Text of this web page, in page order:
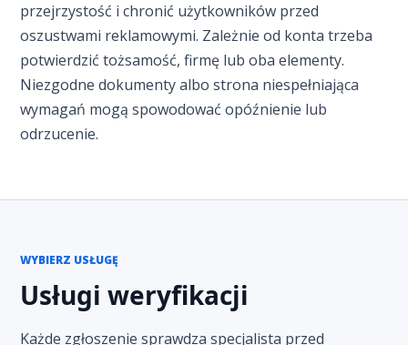
przejrzystość i chronić użytkowników przed
oszustwami reklamowymi. Zależnie od konta trzeba
potwierdzić tożsamość, firmę lub oba elementy.
Niezgodne dokumenty albo strona niespełniająca
wymagań mogą spowodować opóźnienie lub
odrzucenie.
WYBIERZ USŁUGĘ
Usługi weryfikacji
Każde zgłoszenie sprawdza specjalista przed